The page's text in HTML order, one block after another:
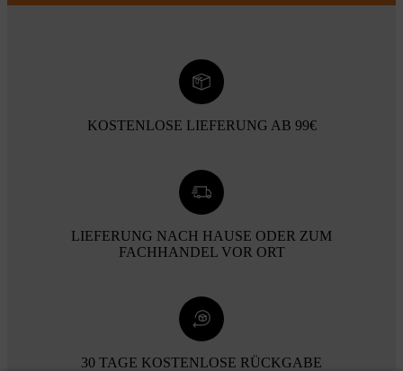
KOSTENLOSE LIEFERUNG AB 99€
LIEFERUNG NACH HAUSE ODER ZUM
FACHHANDEL VOR ORT
30 TAGE KOSTENLOSE RÜCKGABE